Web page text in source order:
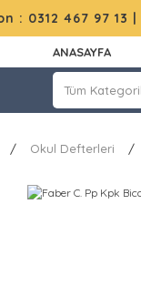
: 0312 467 97 13 |
ANASAYFA
Okul Defterleri